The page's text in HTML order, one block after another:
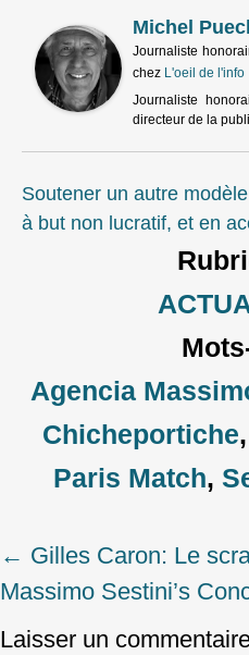
Michel
Journaliste
chez L'oeil de l'info
Journaliste
directeur de la
Soutener un autre
à but non lucratif, et en
Agencia
Chicheportiche,
Paris Match,
Post
navigation
← Gilles Caron: Le
Massimo Sestini’s
Laisser un